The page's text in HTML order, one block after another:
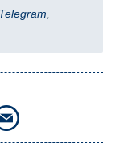
Telegram,